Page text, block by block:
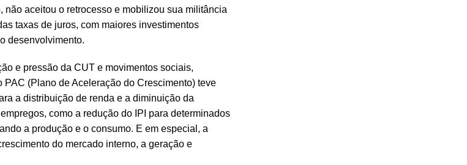
aceitou o retrocesso e mobilizou sua militância
taxas de juros, com maiores investimentos
desenvolvimento.
e pressão da CUT e movimentos sociais,
(Plano de Aceleração do Crescimento) teve
a distribuição de renda e a diminuição da
como a redução do IPI para determinados
a produção e o consumo. E em especial, a
do mercado interno, a geração e